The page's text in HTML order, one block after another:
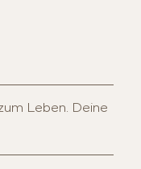
Leben. Deine